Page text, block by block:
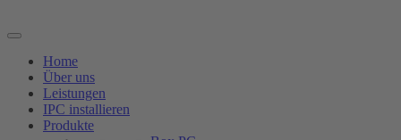
Inhalt
Home
Über uns
Leistungen
IPC installieren
Produkte